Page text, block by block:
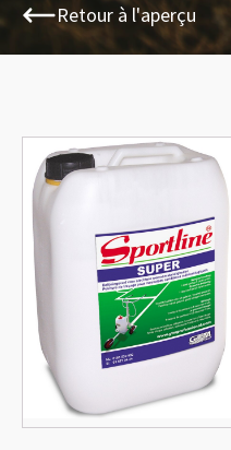
Retour à l'aperçu
🔍